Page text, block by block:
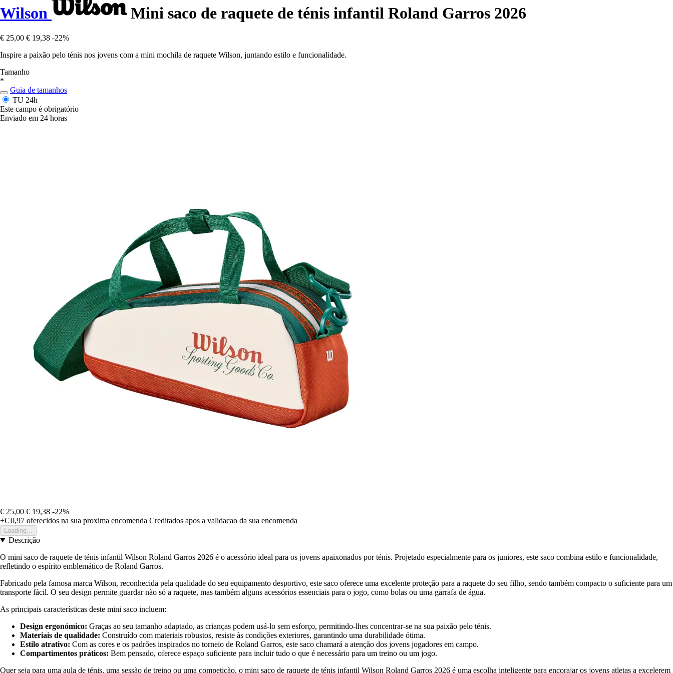
Wilson Mini saco de raquete de ténis infantil Roland Garros 2026
€ 25,00 € 19,38 -22%
Inspire a paixão pelo ténis nos jovens com a mini mochila de raquete Wilson, juntando estilo e funcionalidade.
Tamanho
*
Guia de tamanhos
TU 24h
Este campo é obrigatório
Enviado em 24 horas
€ 25,00 € 19,38 -22%
+€ 0,97 oferecidos na sua proxima encomenda Creditados apos a validacao da sua encomenda
Loading...
Descrição
O mini saco de raquete de ténis infantil Wilson Roland Garros 2026 é o acessório ideal para os jovens apaixonados por ténis. Projetado especialmente para os juniores, este saco combina estilo e funcionalidade,
refletindo o espírito emblemático de Roland Garros.
Fabricado pela famosa marca Wilson, reconhecida pela qualidade do seu equipamento desportivo, este saco oferece uma excelente proteção para a raquete do seu filho, sendo também compacto o suficiente para um
transporte fácil. O seu design permite guardar não só a raquete, mas também alguns acessórios essenciais para o jogo, como bolas ou uma garrafa de água.
As principais características deste mini saco incluem:
Design ergonómico: Graças ao seu tamanho adaptado, as crianças podem usá-lo sem esforço, permitindo-lhes concentrar-se na sua paixão pelo ténis.
Materiais de qualidade: Construído com materiais robustos, resiste às condições exteriores, garantindo uma durabilidade ótima.
Estilo atrativo: Com as cores e os padrões inspirados no torneio de Roland Garros, este saco chamará a atenção dos jovens jogadores em campo.
Compartimentos práticos: Bem pensado, oferece espaço suficiente para incluir tudo o que é necessário para um treino ou um jogo.
Quer seja para uma aula de ténis, uma sessão de treino ou uma competição, o mini saco de raquete de ténis infantil Wilson Roland Garros 2026 é uma escolha inteligente para encorajar os jovens atletas a excelerem